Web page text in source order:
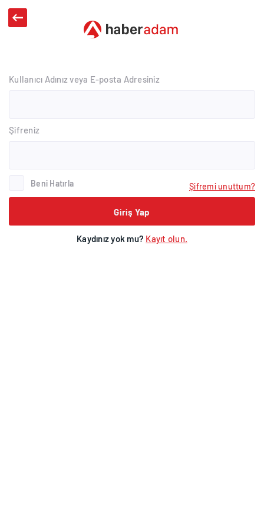
Kullanıcı Adınız veya E-posta Adresiniz
Şifreniz
Beni Hatırla Şifremi unuttum?
Giriş Yap
Kaydınız yok mu? Kayıt olun.